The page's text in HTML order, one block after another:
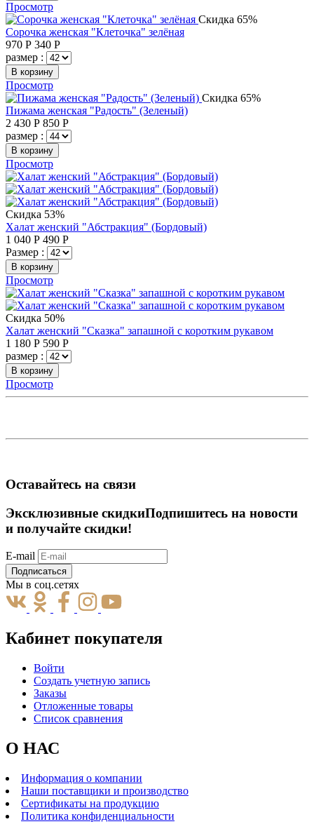
Просмотр
Скидка 65%
Сорочка женская "Клеточка" зелёная
970 Р 340 Р
размер :
В корзину
Просмотр
Скидка 65%
Пижама женская "Радость" (Зеленый)
2 430 Р 850 Р
размер :
В корзину
Просмотр
Скидка 53%
Халат женский "Абстракция" (Бордовый)
1 040 Р 490 Р
Размер :
В корзину
Просмотр
Скидка 50%
Халат женский "Сказка" запашной с коротким рукавом
1 180 Р 590 Р
размер :
В корзину
Просмотр
Оставайтесь на связи
Эксклюзивные скидкиПодпишитесь на новости
и получайте скидки!
E-mail
Подписаться
Мы в соц.сетях
Кабинет покупателя
Войти
Создать учетную запись
Заказы
Отложенные товары
Список сравнения
О НАС
Информация о компании
Наши поставщики и производство
Сертификаты на продукцию
Политика конфиденциальности